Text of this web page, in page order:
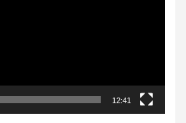
12:41